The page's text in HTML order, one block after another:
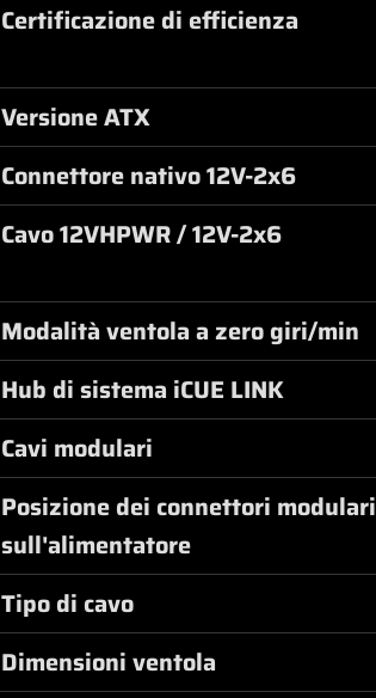
Certificazione di efficienza
Versione ATX
Connettore nativo 12V-2x6
Cavo 12VHPWR / 12V-2x6
Modalità ventola a zero giri/min
Hub di sistema iCUE LINK
Cavi modulari
Posizione dei connettori modulari
sull'alimentatore
Tipo di cavo
Dimensioni ventola